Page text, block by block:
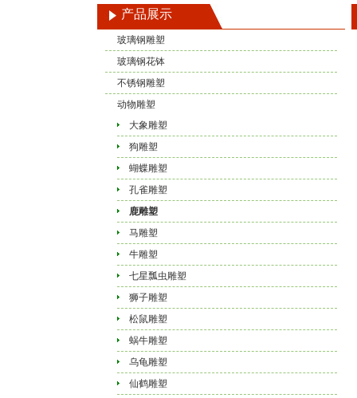
产品展示
玻璃钢雕塑
玻璃钢花钵
不锈钢雕塑
动物雕塑
大象雕塑
狗雕塑
蝴蝶雕塑
孔雀雕塑
鹿雕塑
马雕塑
牛雕塑
七星瓢虫雕塑
狮子雕塑
松鼠雕塑
蜗牛雕塑
乌龟雕塑
仙鹤雕塑